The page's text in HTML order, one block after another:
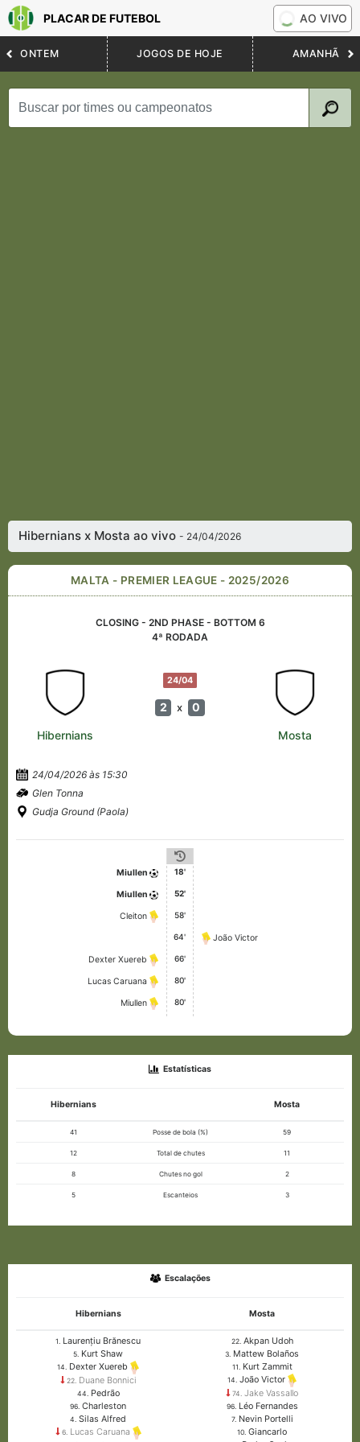
PLACAR DE FUTEBOL AO VIVO
ONTEM JOGOS DE HOJE AMANHÃ
Hibernians x Mosta ao vivo- 24/04/2026
MALTA - PREMIER LEAGUE - 2025/2026
CLOSING - 2ND PHASE - BOTTOM 6
4ª RODADA
24/04
2 x 0
Hibernians Mosta
24/04/2026 às 15:30
Glen Tonna
Gudja Ground (Paola)
Miullen 18'
Miullen 52'
Cleiton 58'
64' João Victor
Dexter Xuereb 66'
Lucas Caruana 80'
Miullen 80'
Estatísticas
Hibernians Mosta
41 Posse de bola (%) 59
12 Total de chutes 11
8 Chutes no gol 2
5 Escanteios 3
Escalações
Hibernians Mosta
1. Laurențiu Brănescu
5. Kurt Shaw
14. Dexter Xuereb
22.Duane Bonnici
44. Pedrão
96. Charleston
4. Silas Alfred
6.Lucas Caruana
22.Akpan Udoh
3. Mattew Bolaños
11. Kurt Zammit
14. João Victor
74. Jake Vassallo
96.Léo Fernandes
7.Nevin Portelli
10. Giancarlo